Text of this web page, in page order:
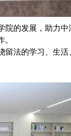
院的发展，助力中
。
留法的学习、生活